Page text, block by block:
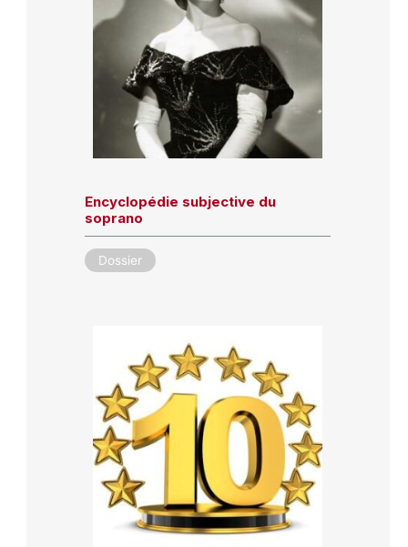
Encyclopédie subjective du
soprano
Dossier